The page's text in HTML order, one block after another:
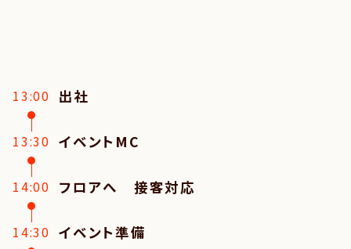
13:00 出社
13:30 イベントMC
14:00 フロアへ　接客対応
14:30 イベント準備